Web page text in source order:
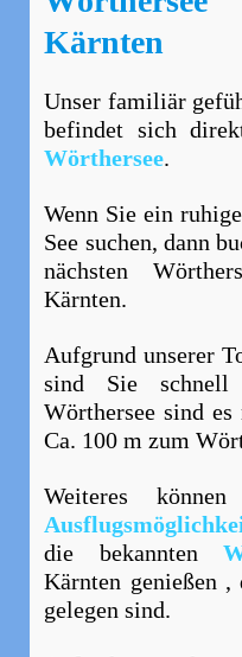
Kärnten
Unser familiär
befindet sich
Wörthersee.
Wenn Sie ein
See suchen, dann
nächsten
Kärnten.
Aufgrund unserer
sind Sie
Wörthersee sind
Ca. 100 m zum
Weiteres
die bekannten
Kärnten genießen
gelegen sind.